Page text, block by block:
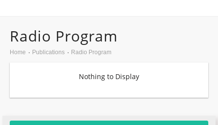
NEWS
Radio Program
Home Publications Radio Program
Nothing to Display